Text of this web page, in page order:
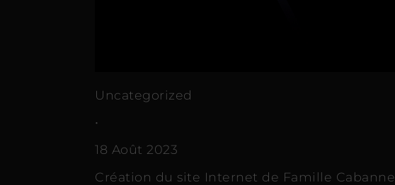
Uncategorized
•
18 Août 2023
Création du site Internet de Famille Cabanne.